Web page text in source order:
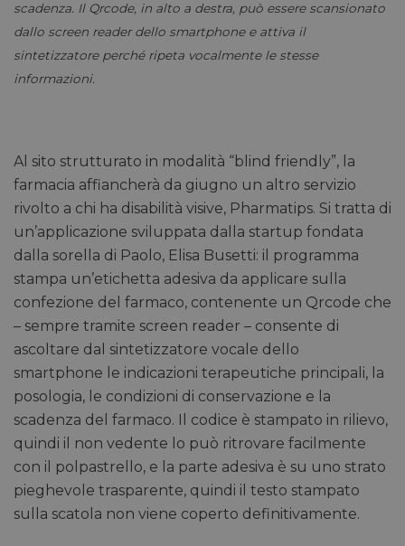
scadenza. Il Qrcode, in alto a destra, può essere scansionato
dallo screen reader dello smartphone e attiva il
sintetizzatore perché ripeta vocalmente le stesse
informazioni.
Al sito strutturato in modalità “blind friendly”, la
farmacia affiancherà da giugno un altro servizio
rivolto a chi ha disabilità visive, Pharmatips. Si tratta di
un’applicazione sviluppata dalla startup fondata
dalla sorella di Paolo, Elisa Busetti: il programma
stampa un’etichetta adesiva da applicare sulla
confezione del farmaco, contenente un Qrcode che
– sempre tramite screen reader – consente di
ascoltare dal sintetizzatore vocale dello
smartphone le indicazioni terapeutiche principali, la
posologia, le condizioni di conservazione e la
scadenza del farmaco. Il codice è stampato in rilievo,
quindi il non vedente lo può ritrovare facilmente
con il polpastrello, e la parte adesiva è su uno strato
pieghevole trasparente, quindi il testo stampato
sulla scatola non viene coperto definitivamente.